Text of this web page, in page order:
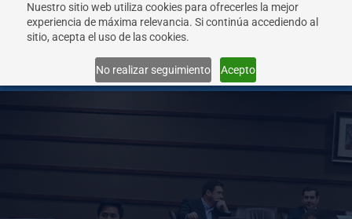
Nuestro sitio web utiliza cookies para ofrecerles la mejor
experiencia de máxima relevancia. Si continúa accediendo al
sitio, acepta el uso de las cookies.
No realizar seguimiento Acepto